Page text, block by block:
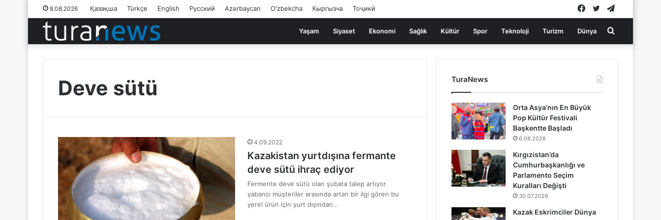
8.08.2026 Қазақша Türkçe English Русский Azərbaycan Oʻzbekcha Кыргызча Тоҷикӣ Twitter
Facebook
Yaşam Siyaset Ekonomi Sağlık Kültür Spor Teknoloji Turizm Dünya Arama
yap
Deve sütü
4.09.2022
Kazakistan yurtdışına fermante
deve sütü ihraç ediyor
Fermente deve sütü olan şubata talep artıyor.
yabancı müşteriler arasında artan bir ilgi gören bu
yerel ürün için yurt dışından…
TuraNews
Orta Asya’nın En Büyük
Pop Kültür Festivali
Başkentte Başladı
6.08.2026
Kırgızistan’da
Cumhurbaşkanlığı ve
Parlamento Seçim
Kuralları Değişti
30.07.2026
Kazak Eskrimciler Dünya